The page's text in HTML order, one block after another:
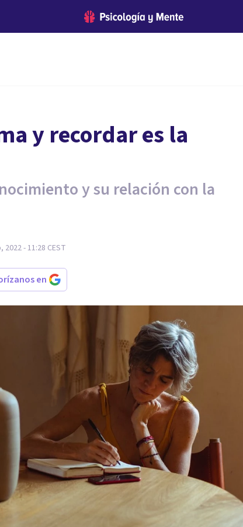
y recordar es la
y su relación con la
2022 - 11:28 CEST
en